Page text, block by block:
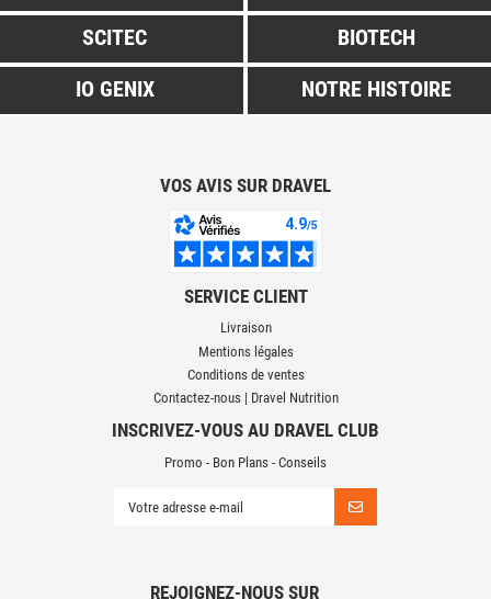
SCITEC
BIOTECH
IO GENIX
NOTRE HISTOIRE
VOS AVIS SUR DRAVEL
SERVICE CLIENT
Livraison
Mentions légales
Conditions de ventes
Contactez-nous | Dravel Nutrition
INSCRIVEZ-VOUS AU DRAVEL CLUB
Promo - Bon Plans - Conseils
REJOIGNEZ-NOUS SUR